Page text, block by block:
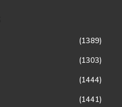
(1389)
(1303)
(1444)
(1441)